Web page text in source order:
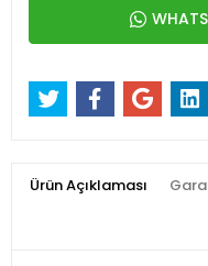
Ürün Açıklaması